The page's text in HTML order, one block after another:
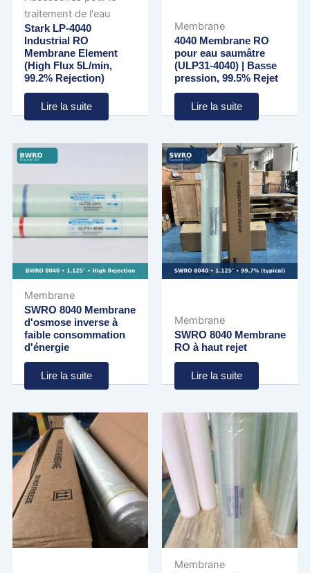
traitement de l'eau
Stark LP-4040
Industrial RO
Membrane Element
(High Flux 5L/min,
99.2% Rejection)
Lire la suite
Membrane
4040 Membrane RO
pour eau saumâtre
(ULP31-4040) | Basse
pression, 99.5% Rejet
Lire la suite
Membrane
SWRO 8040 Membrane
d'osmose inverse à
faible consommation
d'énergie
Lire la suite
Membrane
SWRO 8040 Membrane
RO à haut rejet
Lire la suite
Membrane